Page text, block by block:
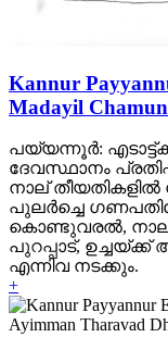
Kannur
Madayil
പയ്യന്നൂര്‍:
ദേവസ്ഥാനം
നാല് തീയതികളില്‍
പുലര്‍ച്ചെ
കൊണ്ടുവരല്‍,
പുറപ്പാട്, ഉച്ചയ്ക്ക്
എന്നിവ നടക്കും.
+